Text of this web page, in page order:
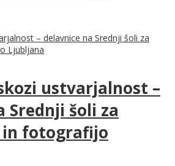
ustvarjalnost –
Srednji šoli za
fotografijo